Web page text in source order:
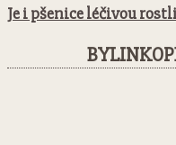
Je i pšenice léčivou